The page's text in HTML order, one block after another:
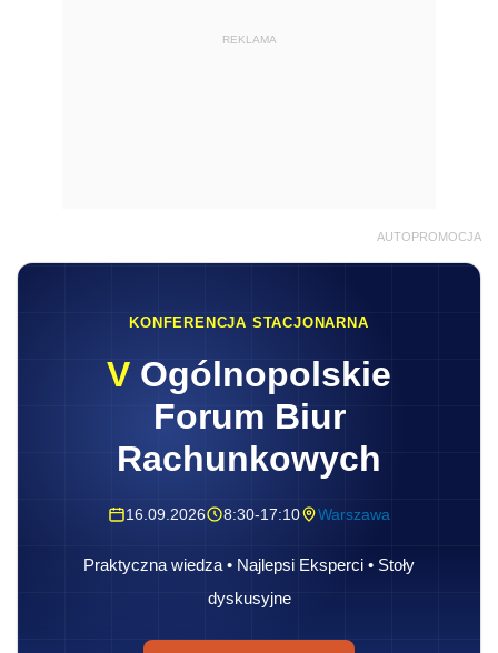
REKLAMA
AUTOPROMOCJA
KONFERENCJA STACJONARNA
V Ogólnopolskie
Forum Biur
Rachunkowych
16.09.2026 8:30-17:10 Warszawa
Praktyczna wiedza • Najlepsi Eksperci • Stoły
dyskusyjne